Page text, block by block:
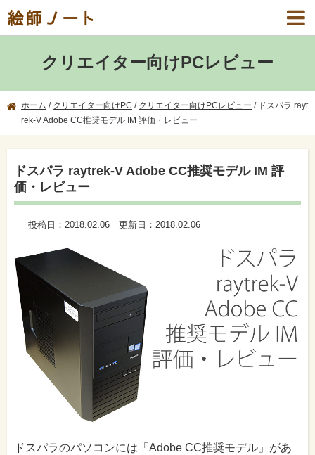
絵師ノート
クリエイター向けPCレビュー
ホーム / クリエイター向けPC / クリエイター向けPCレビュー / ドスパラ rayt
rek-V Adobe CC推奨モデル IM 評価・レビュー
ドスパラ raytrek-V Adobe CC推奨モデル IM 評
価・レビュー
投稿日： 2018.02.06 更新日： 2018.02.06
ドスパラのパソコンには「Adobe CC推奨モデル」があ